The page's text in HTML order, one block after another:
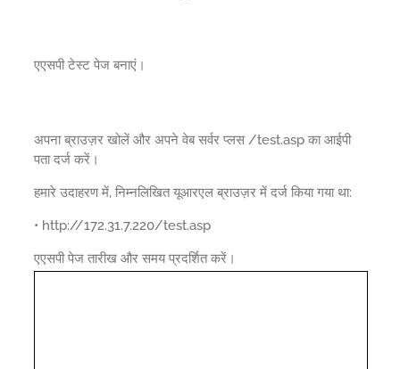
एएसपी टेस्ट पेज बनाएं।
अपना ब्राउज़र खोलें और अपने वेब सर्वर प्लस /test.asp का आईपी
पता दर्ज करें।
हमारे उदाहरण में, निम्नलिखित यूआरएल ब्राउज़र में दर्ज किया गया था:
• http://172.31.7.220/test.asp
एएसपी पेज तारीख और समय प्रदर्शित करें।